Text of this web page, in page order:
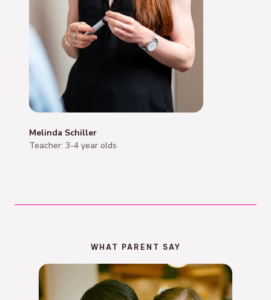
Melinda Schiller
Teacher: 3-4 year olds
WHAT PARENT SAY